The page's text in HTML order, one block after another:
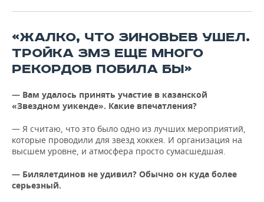
ФИГУРНОЕ КАТАНИЕ
ВОДНЫЕ ВИДЫ СПОРТА
МЕДИЦИНА
ОБРАЗОВАНИЕ
«ЖАЛКО, ЧТО ЗИНОВЬЕВ УШЕЛ.
ТРОЙКА ЗМЗ ЕЩЕ МНОГО
РЕКОРДОВ ПОБИЛА БЫ»
— Вам удалось принять участие в казанской
«Звездном уикенде». Какие впечатления?
— Я считаю, что это было одно из лучших мероприятий,
которые проводили для звезд хоккея. И организация на
высшем уровне, и атмосфера просто сумасшедшая.
— Билялетдинов не удивил? Обычно он куда более
серьезный.